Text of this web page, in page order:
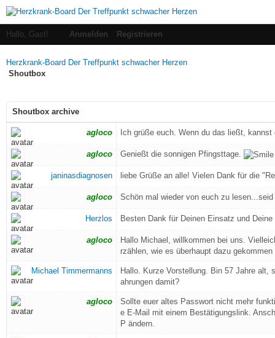
Hallo, Gast! Anmelden Registrieren
Herzkrank-Board Der Treffpunkt schwacher Herzen
Shoutbox
Shoutbox archive
agloco Ich grüße euch. Wenn du das ließt,
agloco Genießt die sonnigen Pfingsttage.
janinasdiagnosen liebe Grüße an alle! Vielen Dank für die
agloco Schön mal wieder von euch zu
Herzlos Besten Dank für Deinen Einsatz und
agloco
Hallo Michael, willkommen bei uns.
rzählen, wie es überhaupt dazu gekommen
Michael Timmermanns
Hallo. Kurze Vorstellung. Bin 57 Jahre alt,
ahrungen damit?
agloco
Sollte euer altes Passwort nicht mehr
e E-Mail mit einem Bestätigungslink.
P ändern.